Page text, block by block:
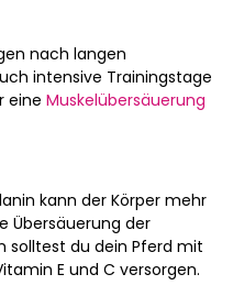
nach langen
intensive Trainingstage
eine Muskelübersäuerung
kann der Körper mehr
Übersäuerung der
solltest du dein Pferd mit
E und C versorgen.